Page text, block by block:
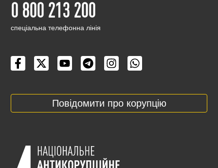
0 800 213 200
cпеціальна телефонна лінія
Повідомити про корупцію